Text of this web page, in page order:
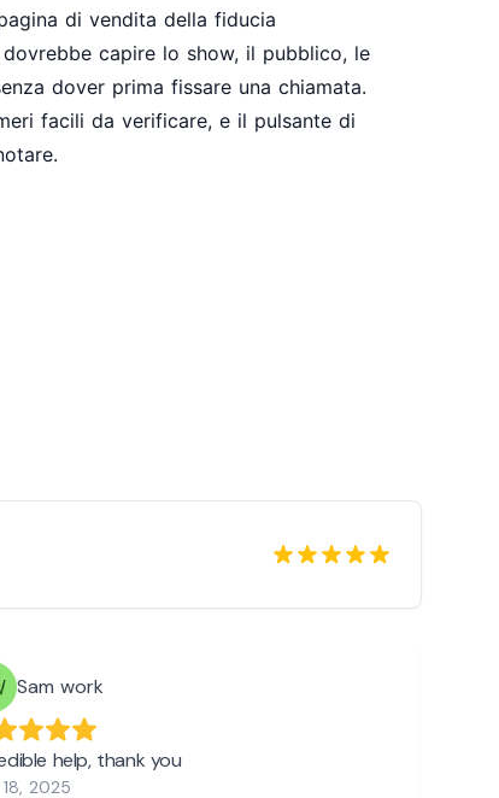
di vendita della fiducia
capire lo show, il pubblico, le
dover prima fissare una chiamata.
facili da verificare, e il pulsante di